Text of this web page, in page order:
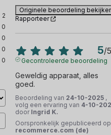
2
0
0
0
0
Originele beoordeling
Rapporteer
5/5
Gecontroleerde beoordeling
Geweldig apparaat, alles
goed.
Beoordeling van 24-10-2025 ,
volg een ervaring van 4-10-
door Ingrid K.
Oorspronkelijk gepubliceerd op
recommerce.com (de)